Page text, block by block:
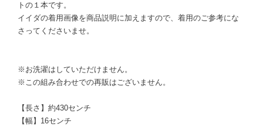
トの１本です。
イイダの着用画像を商品説明に加えますので、着用のご参考にな
さってくださいませ。
※お洗濯はしていただけません。
※この組み合わせでの再販はございません。
【長さ】約430センチ
【幅】16センチ